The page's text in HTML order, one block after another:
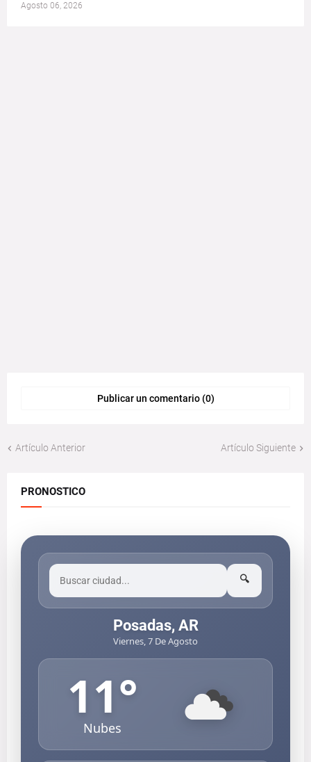
Agosto 06, 2026
Publicar un comentario (0)
Artículo Anterior Artículo Siguiente
PRONOSTICO
🔍
Posadas, AR
Viernes, 7 De Agosto
11°
Nubes